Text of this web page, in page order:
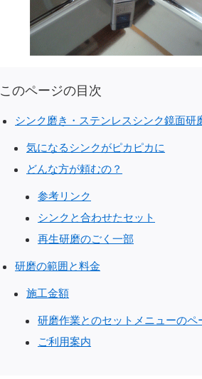
このページの目次
シンク磨き・ステンレスシンク鏡面研
気になるシンクがピカピカに
どんな方が頼むの？
参考リンク
シンクと合わせたセット
再生研磨のごく一部
研磨の範囲と料金
施工金額
研磨作業とのセットメニューのペ
ご利用案内